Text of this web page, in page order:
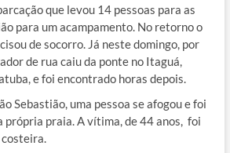
que levou 14 pessoas para as
para um acampamento. No retorno o
de socorro. Já neste domingo, por
de rua caiu da ponte no Itaguá,
e foi encontrado horas depois.
Sebastião, uma pessoa se afogou e foi
própria praia. A vítima, de 44 anos, foi